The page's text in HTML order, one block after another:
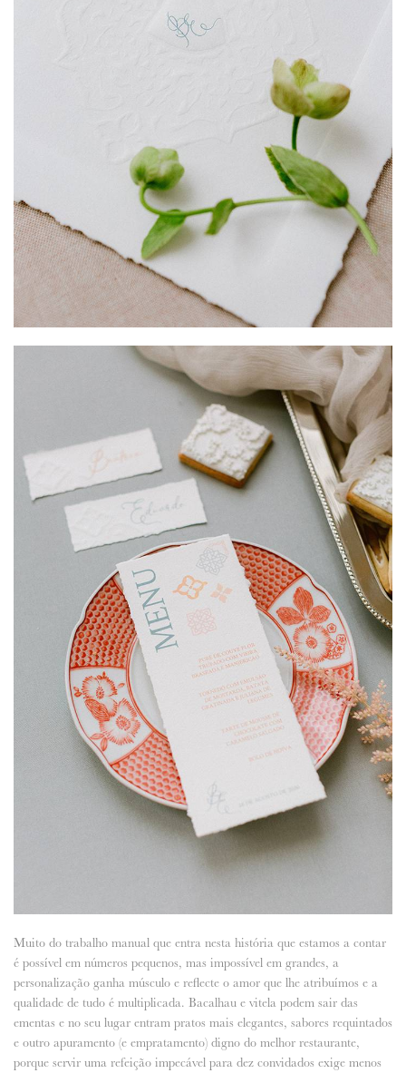
Muito do trabalho manual que entra nesta história que estamos a contar
é possível em números pequenos, mas impossível em grandes, a
personalização ganha músculo e reflecte o amor que lhe atribuímos e a
qualidade de tudo é multiplicada. Bacalhau e vitela podem sair das
ementas e no seu lugar entram pratos mais elegantes, sabores requintados
e outro apuramento (e empratamento) digno do melhor restaurante,
porque servir uma refeição impecável para dez convidados exige menos